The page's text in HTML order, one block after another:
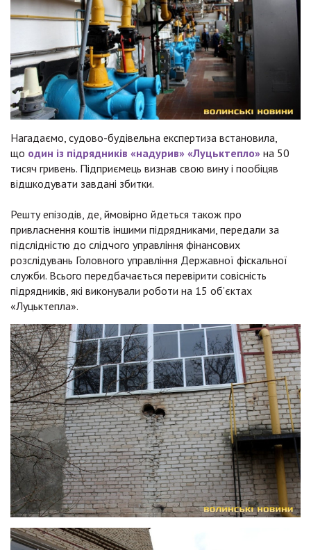
Нагадаємо, судово-будівельна експертиза встановила,
що один із підрядників «надурив» «Луцьктепло» на 50
тисяч гривень. Підприємець визнав свою вину і пообіцяв
відшкодувати завдані збитки.
Решту епізодів, де, ймовірно йдеться також про
привласнення коштів іншими підрядниками, передали за
підслідністю до слідчого управління фінансових
розслідувань Головного управління Державної фіскальної
служби. Всього передбачається перевірити совісність
підрядників, які виконували роботи на 15 об’єктах
«Луцьктепла».